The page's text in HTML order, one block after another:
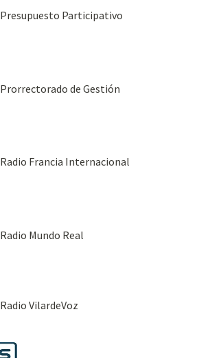
Presupuesto Participativo
Prorrectorado de Gestión
Radio Francia Internacional
Radio Mundo Real
Radio VilardeVoz